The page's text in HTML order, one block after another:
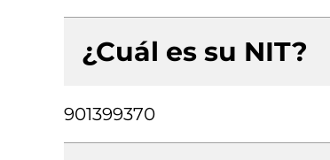
¿Cuál es su NIT?
901399370